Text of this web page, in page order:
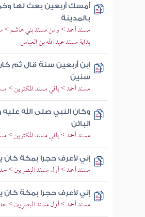
أمسك أربعين بعث لها
بالمدينة
مسند أحمد > ومن مسند بني هاشم >
بداية مسند عبد الله بن العباس
ابن أربعين سنة قال ثم
سنين
مسند أحمد > باقي مسند المكثرين >
وكان النبي صلى الله
البائن
مسند أحمد > باقي مسند المكثرين >
إني لأعرف حجرا بمكة كان
مسند أحمد > أول مسند البصريين >
إني لأعرف حجرا بمكة كان
مسند أحمد > أول مسند البصريين >